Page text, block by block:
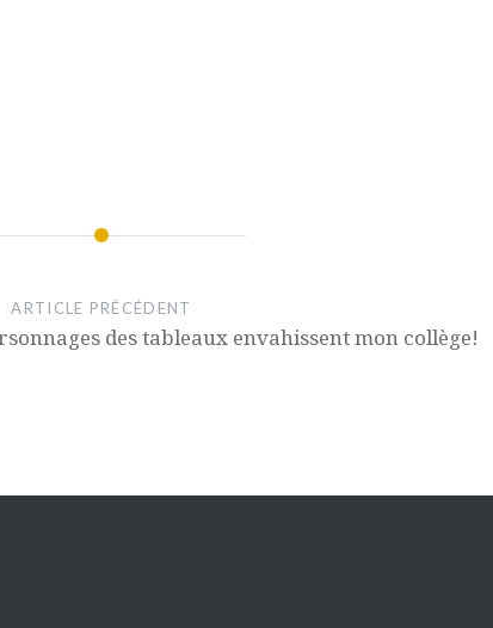
ARTICLE PRÉCÉDENT
des tableaux envahissent mon collège!